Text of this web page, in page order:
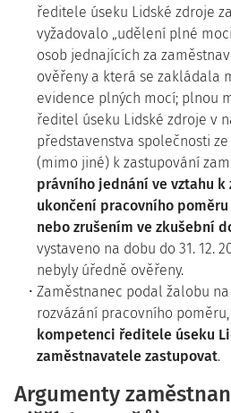
ředitele úseku Lidské zdroje
vyžadovalo „udělení plné
osob jednajících za
ověřeny a která se zakládala
evidence plných mocí; plnou
ředitel úseku Lidské zdroje v
představenstva společnosti ze
(mimo jiné) k zastupování
právního jednání ve vztahu k
ukončení pracovního
nebo zrušením ve zkušební
vystaveno na dobu do 31. 12.
nebyly úředně ověřeny.
Zaměstnanec podal žalobu
rozvázání pracovního
kompetenci ředitele úseku
zaměstnavatele zastupovat.
Argumenty